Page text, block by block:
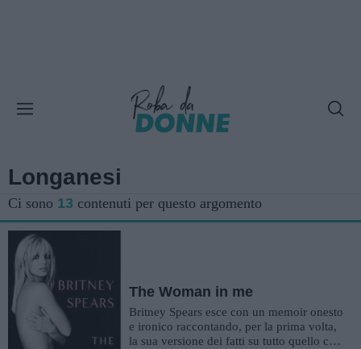
Longanesi
Ci sono 13 contenuti per questo argomento
The Woman in me
Britney Spears esce con un memoir onesto
e ironico raccontando, per la prima volta,
la sua versione dei fatti su tutto quello che